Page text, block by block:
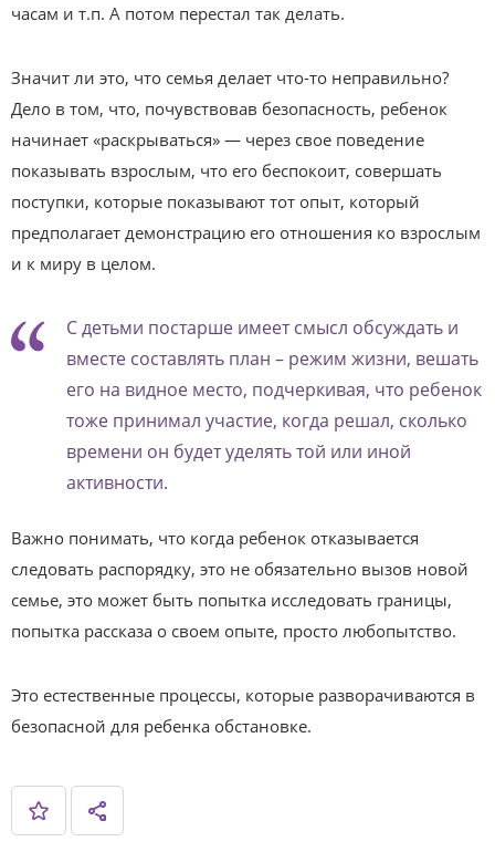
часам и т.п. А потом перестал так делать.
Значит ли это, что семья делает что-то неправильно?
Дело в том, что, почувствовав безопасность, ребенок
начинает «раскрываться» — через свое поведение
показывать взрослым, что его беспокоит, совершать
поступки, которые показывают тот опыт, который
предполагает демонстрацию его отношения ко взрослым
и к миру в целом.
С детьми постарше имеет смысл обсуждать и
вместе составлять план – режим жизни, вешать
его на видное место, подчеркивая, что ребенок
тоже принимал участие, когда решал, сколько
времени он будет уделять той или иной
активности.
Важно понимать, что когда ребенок отказывается
следовать распорядку, это не обязательно вызов новой
семье, это может быть попытка исследовать границы,
попытка рассказа о своем опыте, просто любопытство.
Это естественные процессы, которые разворачиваются в
безопасной для ребенка обстановке.